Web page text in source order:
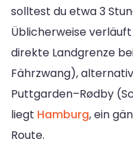
solltest du etwa 3
Üblicherweise
direkte Landgrenze
Fährzwang),
Puttgarden–Rødby
liegt Hamburg, ein
Route.